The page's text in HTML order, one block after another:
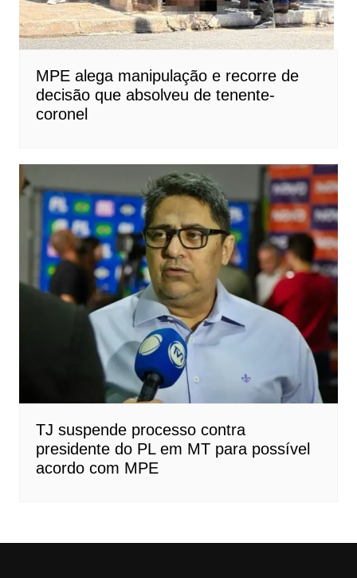
MPE alega manipulação e recorre de
decisão que absolveu de tenente-
coronel
TJ suspende processo contra
presidente do PL em MT para possível
acordo com MPE